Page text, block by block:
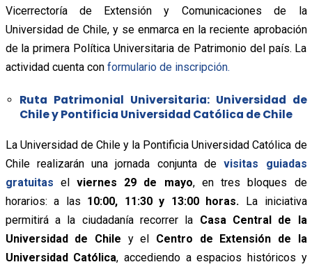
Vicerrectoría de Extensión y Comunicaciones de la
Universidad de Chile, y se enmarca en la reciente aprobación
de la primera Política Universitaria de Patrimonio del país. La
actividad cuenta con formulario de inscripción.
Ruta Patrimonial Universitaria: Universidad de
Chile y Pontificia Universidad Católica de Chile
La Universidad de Chile y la Pontificia Universidad Católica de
Chile realizarán una jornada conjunta devisitas guiadas
gratuitas el viernes 29 de mayo, en tres bloques de
horarios: a las 10:00, 11:30 y 13:00 horas. La iniciativa
permitirá a la ciudadanía recorrer la Casa Central de la
Universidad de Chile y el Centro de Extensión de la
Universidad Católica, accediendo a espacios históricos y